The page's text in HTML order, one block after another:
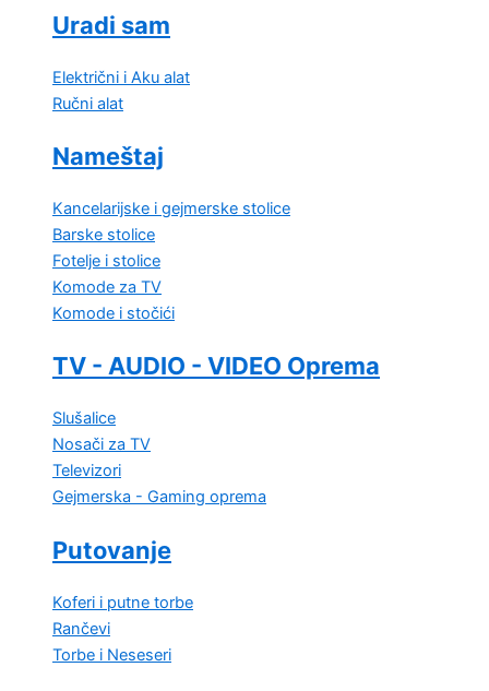
Uradi sam
Električni i Aku alat
Ručni alat
Nameštaj
Kancelarijske i gejmerske stolice
Barske stolice
Fotelje i stolice
Komode za TV
Komode i stočići
TV - AUDIO - VIDEO Oprema
Slušalice
Nosači za TV
Televizori
Gejmerska - Gaming oprema
Putovanje
Koferi i putne torbe
Rančevi
Torbe i Neseseri